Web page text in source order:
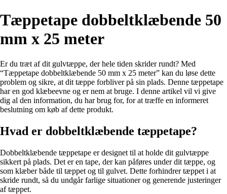
Tæppetape dobbeltklæbende 50
mm x 25 meter
Er du træt af dit gulvtæppe, der hele tiden skrider rundt? Med
“Tæppetape dobbeltklæbende 50 mm x 25 meter” kan du løse dette
problem og sikre, at dit tæppe forbliver på sin plads. Denne tæppetape
har en god klæbeevne og er nem at bruge. I denne artikel vil vi give
dig al den information, du har brug for, for at træffe en informeret
beslutning om køb af dette produkt.
Hvad er dobbeltklæbende tæppetape?
Dobbeltklæbende tæppetape er designet til at holde dit gulvtæppe
sikkert på plads. Det er en tape, der kan påføres under dit tæppe, og
som klæber både til tæppet og til gulvet. Dette forhindrer tæppet i at
skride rundt, så du undgår farlige situationer og generende justeringer
af tæppet.